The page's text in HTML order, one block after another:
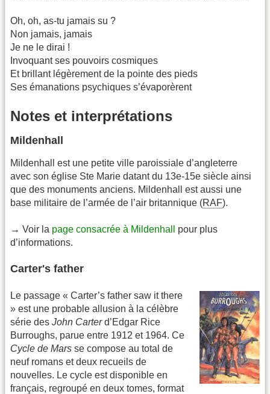
Oh, oh, as-tu jamais su ?
Non jamais, jamais
Je ne le dirai !
Invoquant ses pouvoirs cosmiques
Et brillant légèrement de la pointe des pieds
Ses émanations psychiques s’évaporèrent
Notes et interprétations
Mildenhall
Mildenhall est une petite ville paroissiale d’angleterre
avec son église Ste Marie datant du 13e-15e siècle ainsi
que des monuments anciens. Mildenhall est aussi une
base militaire de l’armée de l’air britannique (RAF).
→ Voir la page consacrée à Mildenhall
pour plus
d’informations.
Carter's father
Le passage « Carter’s father saw it there
» est une probable allusion à la célèbre
série des John Carterd’Edgar Rice
Burroughs, parue entre 1912 et 1964. Ce
Cycle de Mars se compose au total de
neuf romans et deux recueils de
nouvelles. Le cycle est disponible en
français, regroupé en deux tomes, format